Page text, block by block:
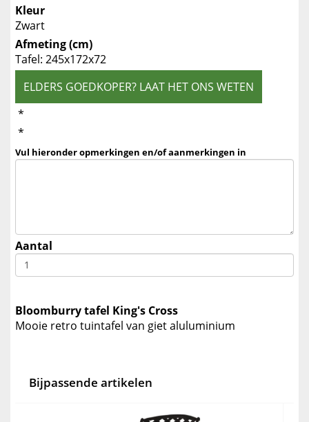
Kleur
Zwart
Afmeting (cm)
Tafel: 245x172x72
ELDERS GOEDKOPER? LAAT HET ONS WETEN
*
*
Vul hieronder opmerkingen en/of aanmerkingen in
Aantal
Bloomburry tafel King's Cross
Mooie retro tuintafel van giet aluluminium
Bijpassende artikelen